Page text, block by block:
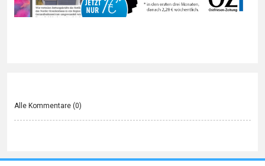
Alle Kommentare (0)